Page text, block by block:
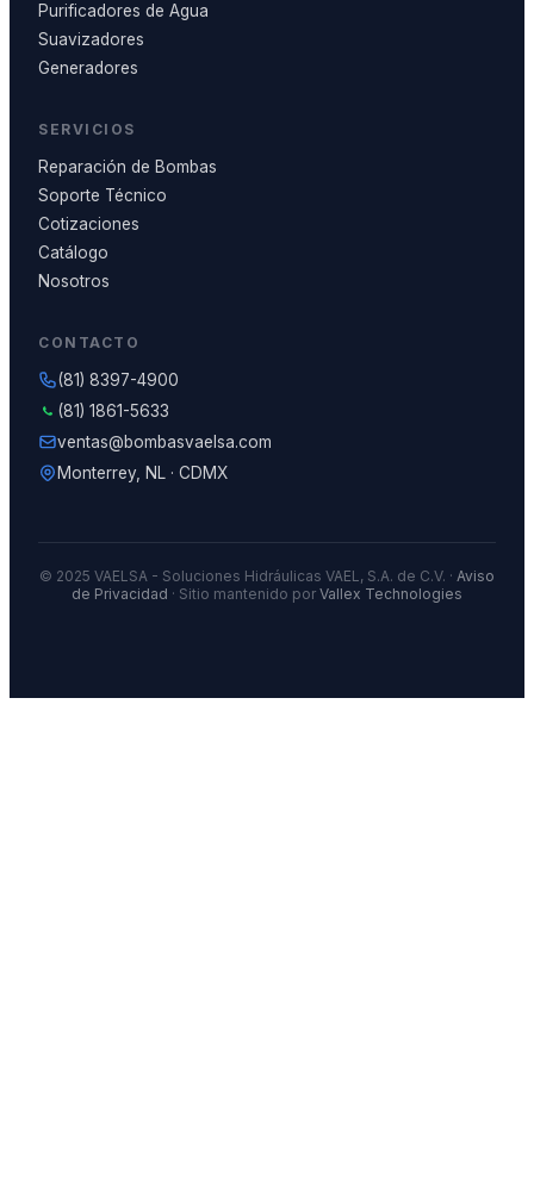
Purificadores de Agua
Suavizadores
Generadores
SERVICIOS
Reparación de Bombas
Soporte Técnico
Cotizaciones
Catálogo
Nosotros
CONTACTO
(81) 8397-4900
(81) 1861-5633
ventas@bombasvaelsa.com
Monterrey, NL · CDMX
© 2025 VAELSA - Soluciones Hidráulicas VAEL, S.A. de C.V. · Aviso
de Privacidad · Sitio mantenido por Vallex Technologies